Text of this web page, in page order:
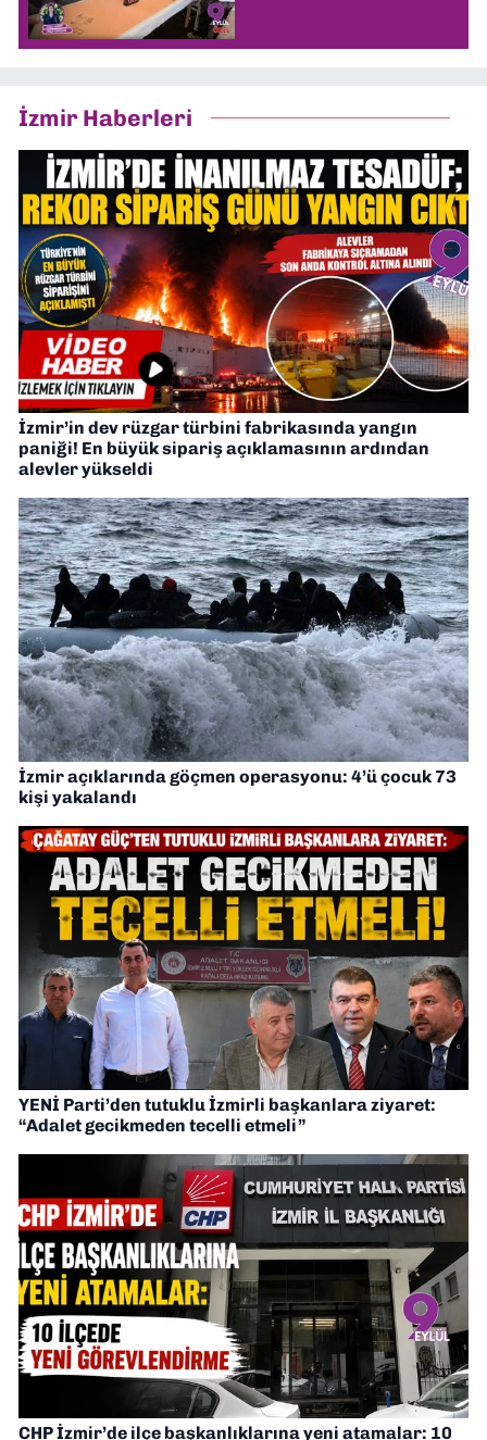
İzmir Haberleri
İzmir’in dev rüzgar türbini fabrikasında yangın
paniği! En büyük sipariş açıklamasının ardından
alevler yükseldi
İzmir açıklarında göçmen operasyonu: 4’ü çocuk 73
kişi yakalandı
YENİ Parti’den tutuklu İzmirli başkanlara ziyaret:
“Adalet gecikmeden tecelli etmeli”
CHP İzmir’de ilçe başkanlıklarına yeni atamalar: 10